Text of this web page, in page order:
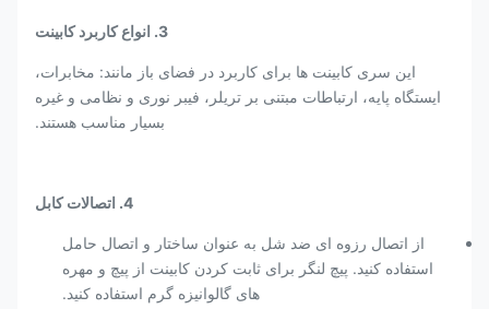
3. انواع کاربرد کابینت
این سری کابینت ها برای کاربرد در فضای باز مانند: مخابرات،
ایستگاه پایه، ارتباطات مبتنی بر تریلر، فیبر نوری و نظامی و غیره
بسیار مناسب هستند.
4. اتصالات کابل
از اتصال رزوه ای ضد شل به عنوان ساختار و اتصال حامل
استفاده کنید. پیچ لنگر برای ثابت کردن کابینت از پیچ و مهره
های گالوانیزه گرم استفاده کنید.